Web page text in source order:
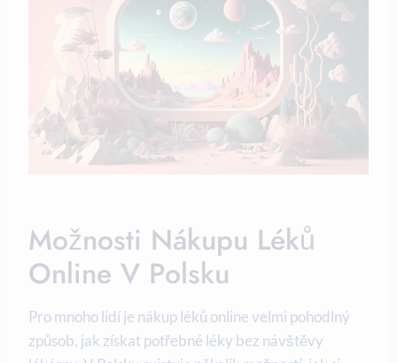
Možnosti Nákupu Léků
Online V Polsku
Pro mnoho lidí je nákup léků online velmi pohodlný
způsob, jak získat potřebné léky bez návštěvy